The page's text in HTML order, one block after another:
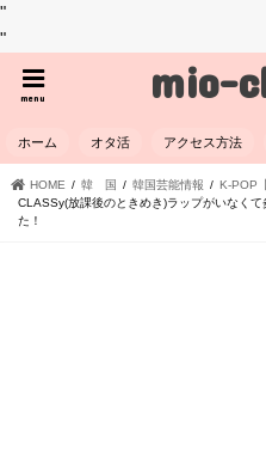
"
"
mio-
menu
ホーム オタ活 アクセス方法
HOME 韓 国 韓国芸能情報 K-POP
CLASSy(放課後のときめき)ラップがいなく
た！